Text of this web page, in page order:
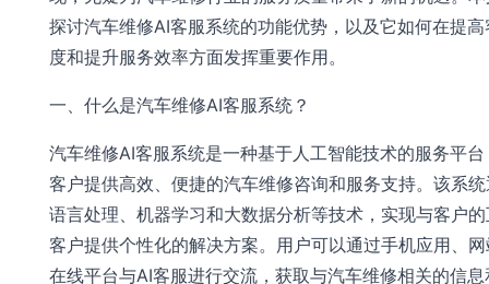
探讨汽车维修AI客服系统的功能优势，以及它如何在提
度和提升服务效率方面发挥重要作用。
一、什么是汽车维修AI客服系统？
汽车维修AI客服系统是一种基于人工智能技术的服务平
客户提供高效、便捷的汽车维修咨询和服务支持。该系
语言处理、机器学习和大数据分析等技术，实现与客户
客户提供个性化的解决方案。用户可以通过手机应用、
在线平台与AI客服进行交流，获取与汽车维修相关的信